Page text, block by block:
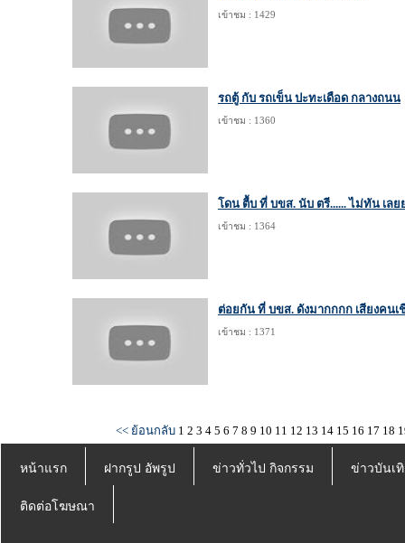
เข้าชม : 1429
รถตู้ กับ รถเข็น ปะทะเดือด กลางถนน
เข้าชม : 1360
โดน ตื้บ ที่ บขส. นับ ตรี...... ไม่ทัน เลย
เข้าชม : 1364
ต่อยกัน ที่ บขส. ดังมากกกก เสียงคนเ
เข้าชม : 1371
<< ย้อนกลับ 1 2 3 4 5 6 7 8 9 10 11 12 13 14 15 16 17 18
หน้าแรก ฝากรูป อัพรูป ข่าวทั่วไป กิจกรรม ข่าวบันเ
ติดต่อโฆษณา